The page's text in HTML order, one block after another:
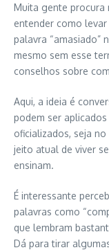
Muita gente procura
entender como
palavra “amasiado”
mesmo sem esse
conselhos sobre
Aqui, a ideia é
podem ser
oficializados, seja
jeito atual de viver
ensinam.
É interessante
palavras como
que lembram
Dá para tirar